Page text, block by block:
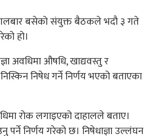
बसेको संयुक्त बैठकले भदौ ३ गते
हो।
अवधिमा औषधि, खाद्यवस्तु र
निषेध गर्ने निर्णय भएको बताएका
रोक लगाइएको दाहालले बताए।
निर्णय गरेको छ। निषेधाज्ञा उल्लंघन